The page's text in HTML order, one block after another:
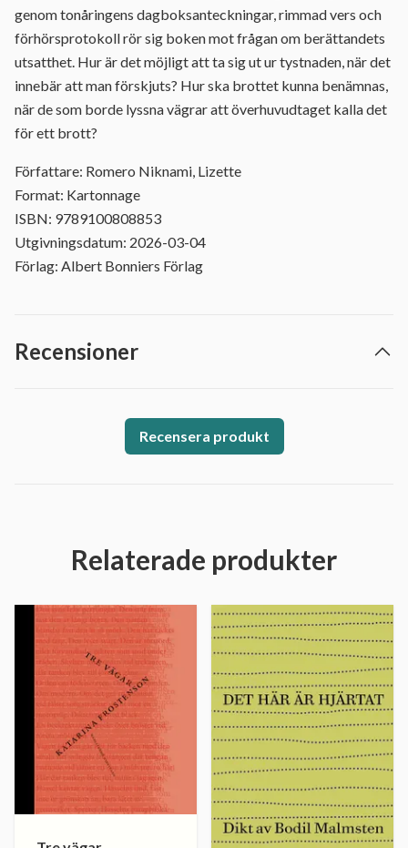
genom tonåringens dagboksanteckningar, rimmad vers och
förhörsprotokoll rör sig boken mot frågan om berättandets
utsatthet. Hur är det möjligt att ta sig ut ur tystnaden, när det
innebär att man förskjuts? Hur ska brottet kunna benämnas,
när de som borde lyssna vägrar att överhuvudtaget kalla det
för ett brott?
Författare: Romero Niknami, Lizette
Format: Kartonnage
ISBN: 9789100808853
Utgivningsdatum: 2026-03-04
Förlag: Albert Bonniers Förlag
Recensioner
Recensera produkt
Relaterade produkter